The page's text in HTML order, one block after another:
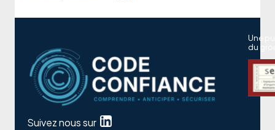
Suivez nous sur
Une
du